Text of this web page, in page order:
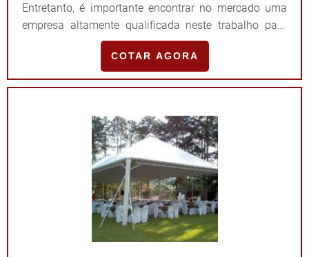
Entretanto, é importante encontrar no mercado uma
empresa altamente qualificada neste trabalho para
garantir uma solução mais adequada para as
indústrias, pois o trabalho de montar as tendas exige
um alto conhecimento para resolver os processos
COTAR AGORA